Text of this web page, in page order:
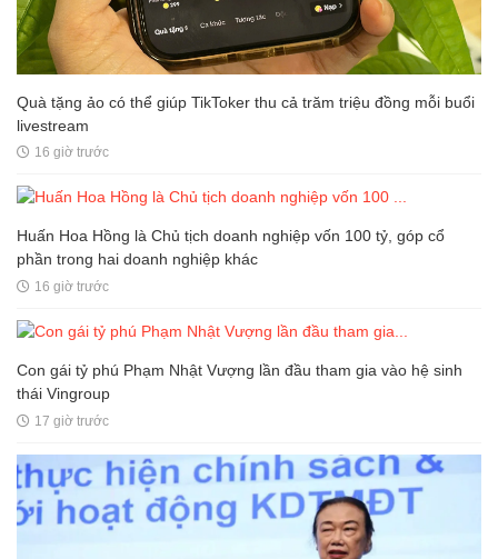
Quà tặng ảo có thể giúp TikToker thu cả trăm triệu đồng mỗi buổi
livestream
16 giờ trước
Huấn Hoa Hồng là Chủ tịch doanh nghiệp vốn 100 tỷ, góp cổ
phần trong hai doanh nghiệp khác
16 giờ trước
Con gái tỷ phú Phạm Nhật Vượng lần đầu tham gia vào hệ sinh
thái Vingroup
17 giờ trước